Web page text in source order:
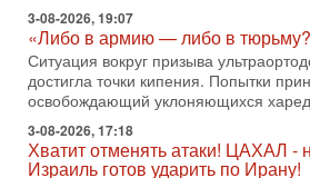
3-08-2026, 19:07
«Либо в армию — либо в
Ситуация вокруг призыва
достигла точки кипения. Попытки
освобождающий уклоняющихся
3-08-2026, 17:18
Хватит отменять атаки! ЦАХАЛ -
Израиль готов ударить по Ирану!